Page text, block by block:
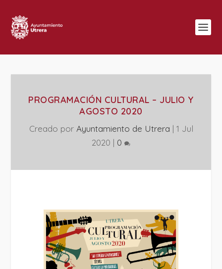
PROGRAMACIÓN CULTURAL – JULIO Y
AGOSTO 2020
Creado por Ayuntamiento de Utrera | 1 Jul
2020 | 0